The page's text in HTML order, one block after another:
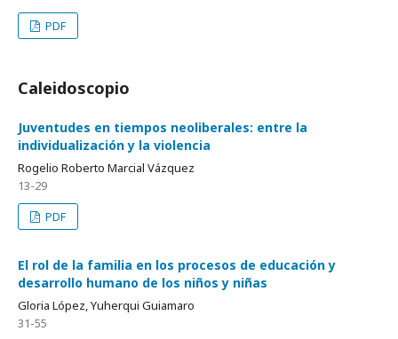
PDF
Caleidoscopio
Juventudes en tiempos neoliberales: entre la
individualización y la violencia
Rogelio Roberto Marcial Vázquez
13-29
PDF
El rol de la familia en los procesos de educación y
desarrollo humano de los niños y niñas
Gloria López, Yuherqui Guiamaro
31-55